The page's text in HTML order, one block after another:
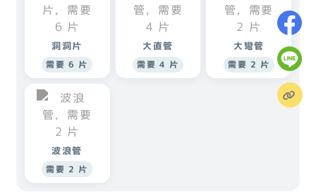
洞洞片
需要 6 片
大直管
需要 4 片
大彎管
需要 2 片
波浪管
需要 2 片